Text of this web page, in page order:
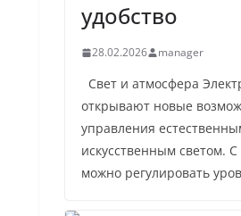
удобство
28.02.2026 manager
Свет и атмосфера
открывают новые
управления
искусственным светом.
можно регулировать